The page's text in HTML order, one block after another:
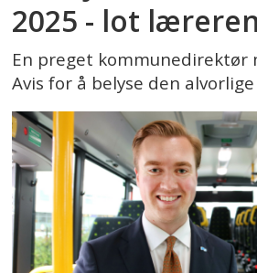
2025 - lot
En preget kommunedirektør
Avis for å belyse den